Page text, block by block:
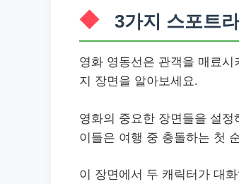
3가지 스포트
영화 영동선은 관객을 매료
지 장면을 알아보세요.
영화의 중요한 장면들을 설정
이들은 여행 중 충돌하는 첫
이 장면에서 두 캐릭터가 대